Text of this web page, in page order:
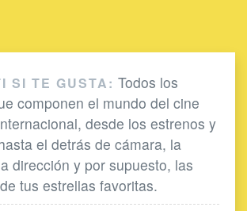
SI TE GUSTA: Todos los
componen el mundo del cine
desde los estrenos y
el detrás de cámara, la
dirección y por supuesto, las
tus estrellas favoritas.